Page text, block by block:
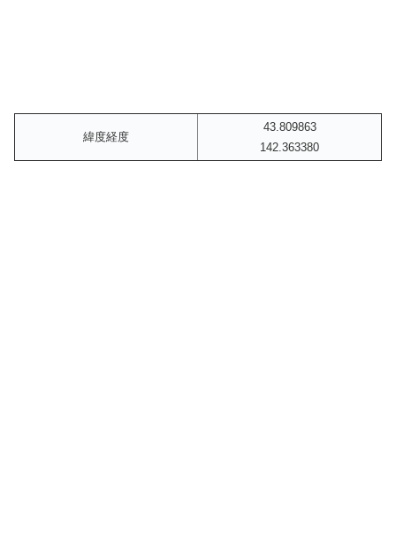
緯度経度
43.809863
142.363380